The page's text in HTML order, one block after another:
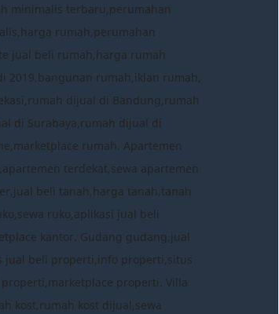
minimalis terbaru,perumahan
rumah,perumahan
jual beli rumah,harga rumah
2019,bangunan rumah,iklan rumah,
dijual di Bandung,rumah
di Surabaya,rumah dijual di
rumah. Apartemen
terdekat,sewa apartemen
beli tanah,harga tanah,tanah
ruko,aplikasi jual beli
kantor. Gudang gudang,jual
jual beli properti,info properti,situs
properti. Villa
kost,rumah kost dijual,sewa